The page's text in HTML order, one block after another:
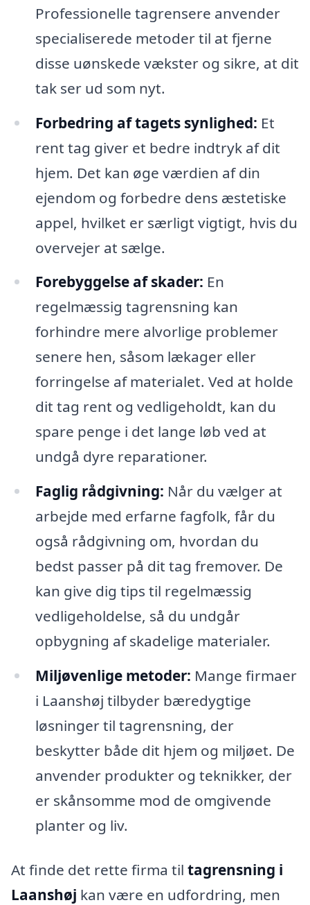
Professionelle tagrensere anvender
specialiserede metoder til at fjerne
disse uønskede vækster og sikre, at dit
tak ser ud som nyt.
Forbedring af tagets synlighed: Et
rent tag giver et bedre indtryk af dit
hjem. Det kan øge værdien af din
ejendom og forbedre dens æstetiske
appel, hvilket er særligt vigtigt, hvis du
overvejer at sælge.
Forebyggelse af skader: En
regelmæssig tagrensning kan
forhindre mere alvorlige problemer
senere hen, såsom lækager eller
forringelse af materialet. Ved at holde
dit tag rent og vedligeholdt, kan du
spare penge i det lange løb ved at
undgå dyre reparationer.
Faglig rådgivning: Når du vælger at
arbejde med erfarne fagfolk, får du
også rådgivning om, hvordan du
bedst passer på dit tag fremover. De
kan give dig tips til regelmæssig
vedligeholdelse, så du undgår
opbygning af skadelige materialer.
Miljøvenlige metoder: Mange firmaer
i Laanshøj tilbyder bæredygtige
løsninger til tagrensning, der
beskytter både dit hjem og miljøet. De
anvender produkter og teknikker, der
er skånsomme mod de omgivende
planter og liv.
At finde det rette firma til tagrensning i
Laanshøj kan være en udfordring, men